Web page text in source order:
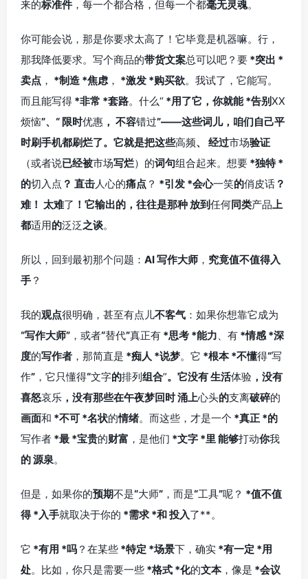
来的标准件，每一个都合格，但每一个都毫无灵魂。
你可能会说，那是你要求太高了！它毕竟是机器嘛。行，
那我降低要求。写个商品的带货文案总可以吧？要 *突出 *
卖点 ， *制造 *焦虑 ， *激发 *购买欲。我试了，它能写。
而且能写得 *非常 *套路。什么“ *用了它，你就能*告别XX
烦恼”、“ 限时优惠 ， 不容错过”——这些词儿，咱们自己平
时刷手机都刷烂了。它就是把这些高频、 经过市场验证
（或者说已经被市场写烂）的词句组合起来。想要 *独特*
的切入点 ？ 直击人心的痛点 ？ *引发 *会心一笑的俏皮话 ？
难！ 太难了 ！它输出的，往往是那种放到任何同类产品 上
都适用的泛泛之谈。
所以，回到最初那个问题： AI 写作大师 ， 究竟值不值得入
手 ？
我的观点很明确，甚至有点儿不客气 ：如果你想靠它成为
“写作大师” ，或者“替代”真正有 *思考 *能力 、有 *情感 *深
度的写作者 ，那简直是 *痴人 *说梦。它 *根本*不懂得“写
作” ，它只懂得“文字的排列组合”。它没有生活体验 ，没有
喜怒哀乐 ，没有那些在午夜梦回时涌上心头的支离破碎的
画面和 *不可 *名状的情绪。而这些，才是一个 *真正 *的
写作者 *最 *宝贵的财富 ，是他们 *文字 *里 能够打动你我
的源泉。
但是，如果你的预期不是“大师” ，而是“工具”呢？ *值不值
得*入手就取决于你的 *需求 *和投入了**。
它 *有用 *吗 ？在某些 *特定 *场景下，确实 *有一定 *用
处。比如，你只是需要一些 *格式 *化的文本，像是 *会议